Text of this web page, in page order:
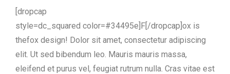
[dropcap
style=dc_squared color=#34495e]F[/dropcap]ox is
thefox design! Dolor sit amet, consectetur adipiscing
elit. Ut sed bibendum leo. Mauris mauris massa,
eleifend et purus vel, feugiat rutrum nulla. Cras vitae est